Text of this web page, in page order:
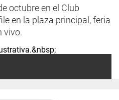
octubre en el Club
en la plaza principal, feria
vivo.